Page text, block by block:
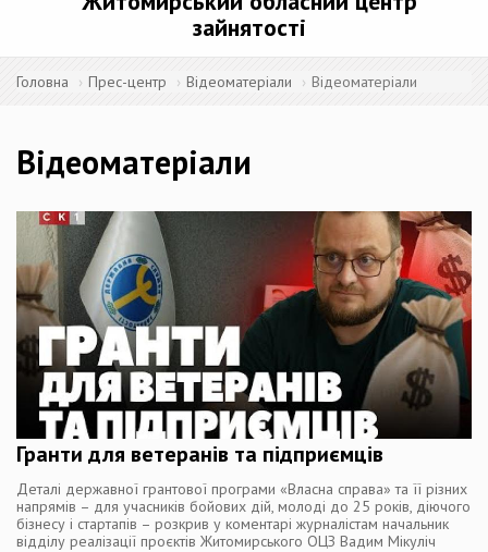
зайнятості
Головна Прес-центр Відеоматеріали Відеоматеріали
Відеоматеріали
Гранти для ветеранів та підприємців
Деталі державної грантової програми «Власна справа» та її різних
напрямів – для учасників бойових дій, молоді до 25 років, діючого
бізнесу і стартапів – розкрив у коментарі журналістам начальник
відділу реалізації проєктів Житомирського ОЦЗ Вадим Мікуліч